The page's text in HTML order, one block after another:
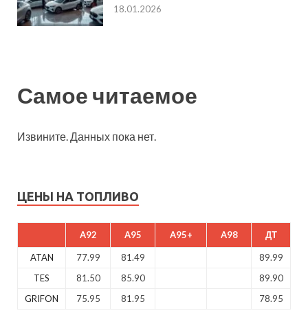
18.01.2026
Самое читаемое
Извините. Данных пока нет.
ЦЕНЫ НА ТОПЛИВО
A92 A95 A95+ A98 ДТ
ATAN 77.99 81.49
89.99
TES
81.50 85.90
89.90
GRIFON
75.95 81.95 78.95